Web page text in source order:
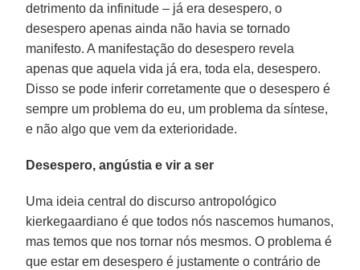
detrimento da infinitude – já era desespero, o
desespero apenas ainda não havia se tornado
manifesto. A manifestação do desespero revela
apenas que aquela vida já era, toda ela, desespero.
Disso se pode inferir corretamente que o desespero é
sempre um problema do eu, um problema da síntese,
e não algo que vem da exterioridade.
Desespero, angústia e vir a ser
Uma ideia central do discurso antropológico
kierkegaardiano é que todos nós nascemos humanos,
mas temos que nos tornar nós mesmos. O problema é
que estar em desespero é justamente o contrário de